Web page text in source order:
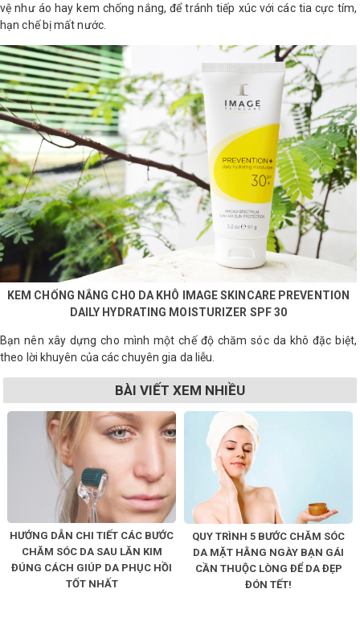
vệ như áo hay kem chống nắng, để tránh tiếp xúc với các tia cực tím,
hạn chế bị mất nước.
KEM CHỐNG NẮNG CHO DA KHÔ IMAGE SKINCARE PREVENTION
DAILY HYDRATING MOISTURIZER SPF 30
Bạn nên xây dựng cho mình một chế độ chăm sóc da khô đặc biệt,
theo lời khuyên của các chuyên gia da liễu.
BÀI VIẾT XEM NHIỀU
HƯỚNG DẪN CHI TIẾT CÁC BƯỚC
CHĂM SÓC DA SAU LĂN KIM
ĐÚNG CÁCH GIÚP DA PHỤC HỒI
TỐT NHẤT
QUY TRÌNH 5 BƯỚC CHĂM SÓC
DA MẶT HẰNG NGÀY BẠN GÁI
CẦN THUỘC LÒNG ĐỂ DA ĐẸP
ĐÓN TẾT!